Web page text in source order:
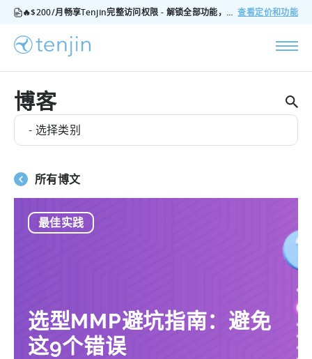
🔥$200/月畅享Tenjin完整访问权限 - 解锁全部功能，无隐藏费用，随时可取消 查看定价和功能
博客
- 选择类别
所有博文
最佳实践
选型MMP避坑指南：避免
这9个错误